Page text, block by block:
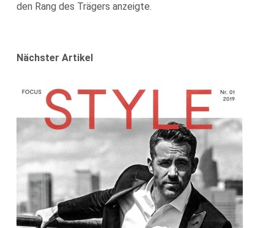
den Rang des Trägers anzeigte.
Nächster Artikel